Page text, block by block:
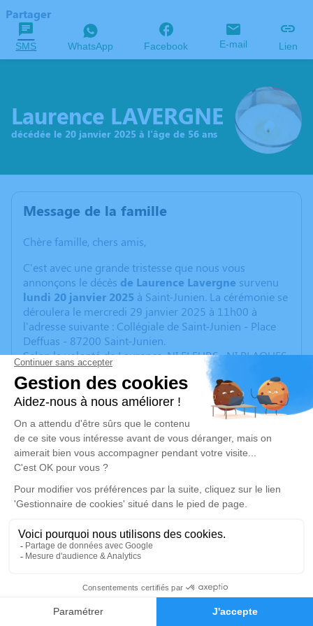
Faire-part Hommages
Partager
SMS WhatsApp Facebook E-mail Lien
Laurence LAVERGNE
décédée le 20 janvier 2025 à l'âge de 56 ans
Message de la famille
Chère famille, chers amis,
C'est avec une grande tristesse que nous vous
annonçons le décès de Laurence Lavergne survenu
lundi 20 janvier 2025 à Saint-Junien. La cérémonie se
déroulera le mercredi 29 janvier 2025 à 11h00 à
l'adresse suivante : Collégiale de Saint-Junien - Place
Deffuas - 87200 Saint-Junien.
Selon la volonté de Laurence, NI FLEURS , NI PLAQUES
Cet espace privé est destiné à recueillir vos
condoléances ou le souvenir d’un moment passé.
Un service de plantation d’arbre hommage est
disponible ici.
mercredi 29 janvier 2025 à 11h00
Collégiale de Saint-Junien
87200 Saint-Junien